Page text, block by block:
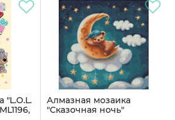
"L.O.L.
Алмазная мозаика
"Сказочная ночь"